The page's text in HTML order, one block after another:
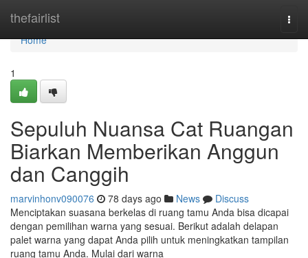
thefairlist
Home
Home
1
Sepuluh Nuansa Cat Ruangan
Biarkan Memberikan Anggun
dan Canggih
marvinhonv090076 78 days ago News
Discuss
Menciptakan suasana berkelas di ruang tamu Anda bisa dicapai
dengan pemilihan warna yang sesuai. Berikut adalah delapan
palet warna yang dapat Anda pilih untuk meningkatkan tampilan
ruang tamu Anda. Mulai dari warna